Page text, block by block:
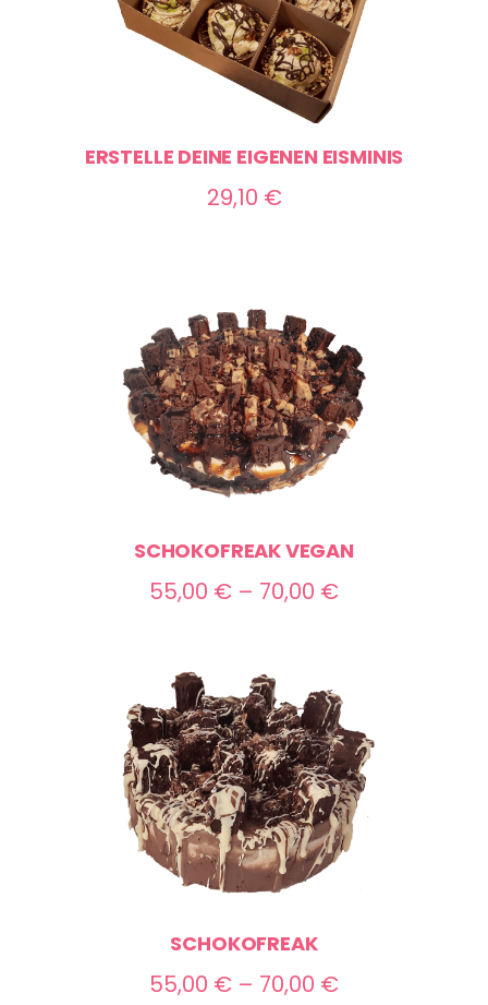
ERSTELLE DEINE EIGENEN EISMINIS
29,10 €
SCHOKOFREAK VEGAN
55,00 € – 70,00 €Preisspanne:
70,00 €
SCHOKOFREAK
55,00 € – 70,00 €Preisspanne: